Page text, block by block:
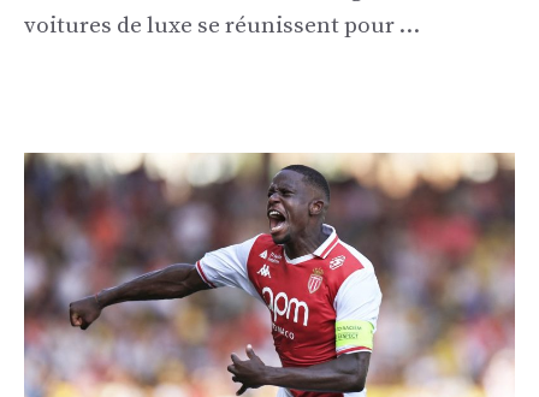
voitures de luxe se réunissent pour …